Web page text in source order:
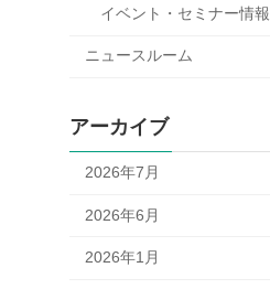
イベント・セミナー情報
ニュースルーム
アーカイブ
2026年7月
2026年6月
2026年1月